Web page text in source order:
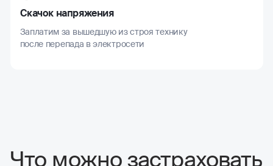
Скачок напряжения
Заплатим за вышедшую из строя технику
после перепада в электросети
Что можно застраховать